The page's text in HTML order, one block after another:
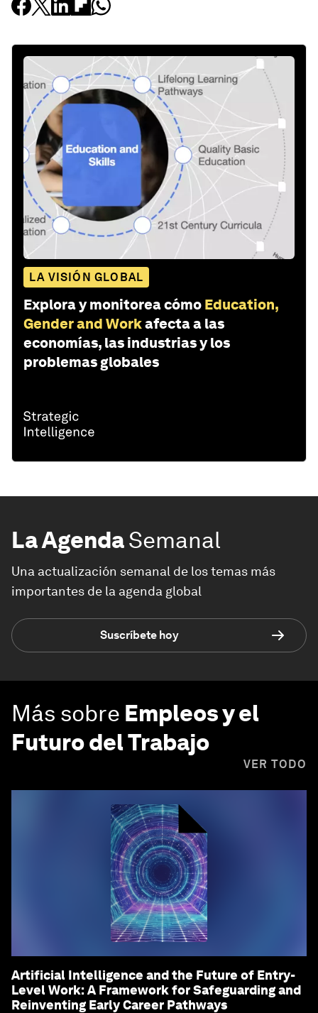
LA VISIÓN GLOBAL
Explora y monitorea cómo Education,
Gender and Workafecta a las
economías, las industrias y los
problemas globales
La AgendaSemanal
Una actualización semanal de los temas más
importantes de la agenda global
Suscríbete hoy
Más sobre Empleos y el
Futuro del Trabajo
VER TODO
Artificial Intelligence and the Future of Entry-
Level Work: A Framework for Safeguarding and
Reinventing Early Career Pathways